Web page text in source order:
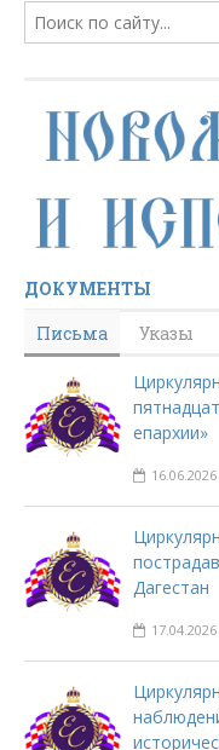
ДОКУМЕНТЫ
Письма
Указы
епархии»
16.06.2026
Дагестан
17.04.2026